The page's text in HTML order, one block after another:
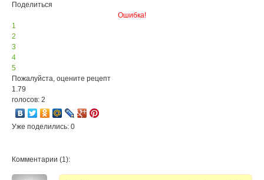
Поделиться
Ошибка!
1
2
3
4
5
Пожалуйста, оцените рецепт
1.79
голосов: 2
Уже поделились: 0
Комментарии (1):